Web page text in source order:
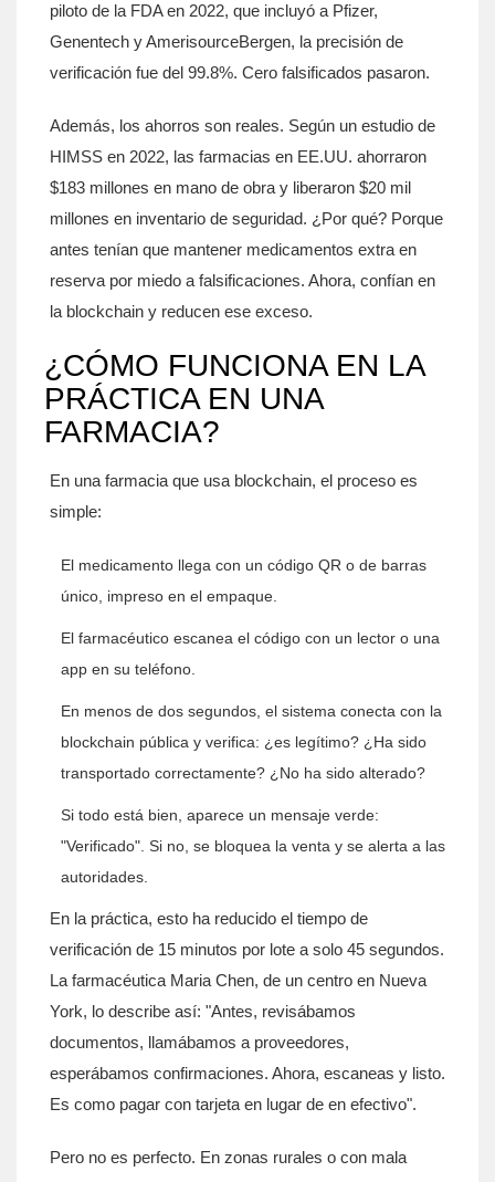
piloto de la FDA en 2022, que incluyó a Pfizer,
Genentech y AmerisourceBergen, la precisión de
verificación fue del 99.8%. Cero falsificados pasaron.
Además, los ahorros son reales. Según un estudio de
HIMSS en 2022, las farmacias en EE.UU. ahorraron
$183 millones en mano de obra y liberaron $20 mil
millones en inventario de seguridad. ¿Por qué? Porque
antes tenían que mantener medicamentos extra en
reserva por miedo a falsificaciones. Ahora, confían en
la blockchain y reducen ese exceso.
¿CÓMO FUNCIONA EN LA
PRÁCTICA EN UNA
FARMACIA?
En una farmacia que usa blockchain, el proceso es
simple:
El medicamento llega con un código QR o de barras
único, impreso en el empaque.
El farmacéutico escanea el código con un lector o una
app en su teléfono.
En menos de dos segundos, el sistema conecta con la
blockchain pública y verifica: ¿es legítimo? ¿Ha sido
transportado correctamente? ¿No ha sido alterado?
Si todo está bien, aparece un mensaje verde:
"Verificado". Si no, se bloquea la venta y se alerta a las
autoridades.
En la práctica, esto ha reducido el tiempo de
verificación de 15 minutos por lote a solo 45 segundos.
La farmacéutica Maria Chen, de un centro en Nueva
York, lo describe así: "Antes, revisábamos
documentos, llamábamos a proveedores,
esperábamos confirmaciones. Ahora, escaneas y listo.
Es como pagar con tarjeta en lugar de en efectivo".
Pero no es perfecto. En zonas rurales o con mala